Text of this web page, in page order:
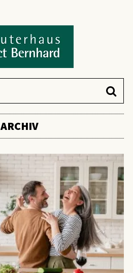
ARCHIV